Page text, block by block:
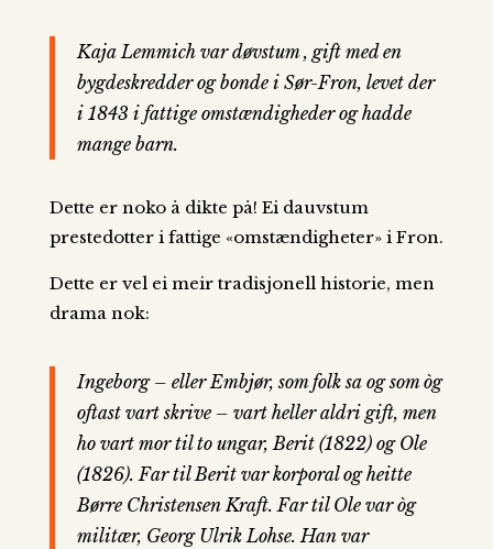
Kaja Lemmich var døvstum , gift med en
bygdeskredder og bonde i Sør-Fron, levet der
i 1843 i fattige omstændigheder og hadde
mange barn.
Dette er noko å dikte på! Ei dauvstum
prestedotter i fattige «omstændigheter» i Fron.
Dette er vel ei meir tradisjonell historie, men
drama nok:
Ingeborg – eller Embjør, som folk sa og som òg
oftast vart skrive – vart heller aldri gift, men
ho vart mor til to ungar, Berit (1822) og Ole
(1826). Far til Berit var korporal og heitte
Børre Christensen Kraft. Far til Ole var òg
militær, Georg Ulrik Lohse. Han var